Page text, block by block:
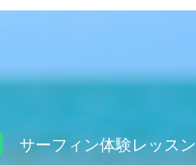
サーフィン体験レッスン